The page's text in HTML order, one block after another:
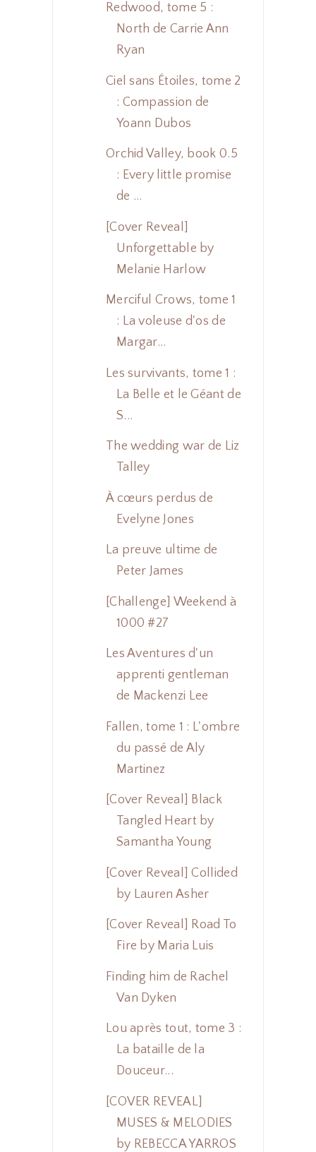
Redwood, tome 5 :
North de Carrie Ann
Ryan
Ciel sans Étoiles, tome 2
: Compassion de
Yoann Dubos
Orchid Valley, book 0.5
: Every little promise
de ...
[Cover Reveal]
Unforgettable by
Melanie Harlow
Merciful Crows, tome 1
: La voleuse d'os de
Margar...
Les survivants, tome 1 :
La Belle et le Géant de
S...
The wedding war de Liz
Talley
À cœurs perdus de
Evelyne Jones
La preuve ultime de
Peter James
[Challenge] Weekend à
1000 #27
Les Aventures d'un
apprenti gentleman
de Mackenzi Lee
Fallen, tome 1 : L'ombre
du passé de Aly
Martinez
[Cover Reveal] Black
Tangled Heart by
Samantha Young
[Cover Reveal] Collided
by Lauren Asher
[Cover Reveal] Road To
Fire by Maria Luis
Finding him de Rachel
Van Dyken
Lou après tout, tome 3 :
La bataille de la
Douceur...
[COVER REVEAL]
MUSES & MELODIES
by REBECCA YARROS